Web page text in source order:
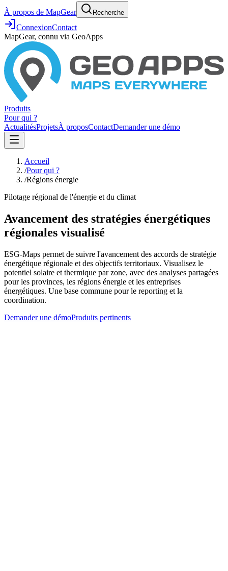
À propos de MapGear Recherche
ConnexionContact
MapGear, connu via GeoApps
Produits
Pour qui ?
ActualitésProjetsÀ proposContactDemander une démo
Accueil
/Pour qui ?
/Régions énergie
Pilotage régional de l'énergie et du climat
Avancement des stratégies énergétiques
régionales visualisé
ESG-Maps permet de suivre l'avancement des accords de stratégie
énergétique régionale et des objectifs territoriaux. Visualisez le
potentiel solaire et thermique par zone, avec des analyses partagées
pour les provinces, les régions énergie et les entreprises
énergétiques. Une base commune pour le reporting et la
coordination.
Demander une démoProduits pertinents